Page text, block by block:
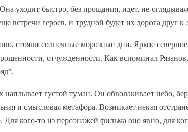
уходит быстро, без прощания, идет, не
встречи героев, и трудной будет их дорога друг к
стояли солнечные морозные дни. Яркое
отчужденности. Как вспоминал
густой туман. Он обволакивает небо,
и смысловая метафора. Возникает некая
кого-то из персонажей фильма оно явно, для